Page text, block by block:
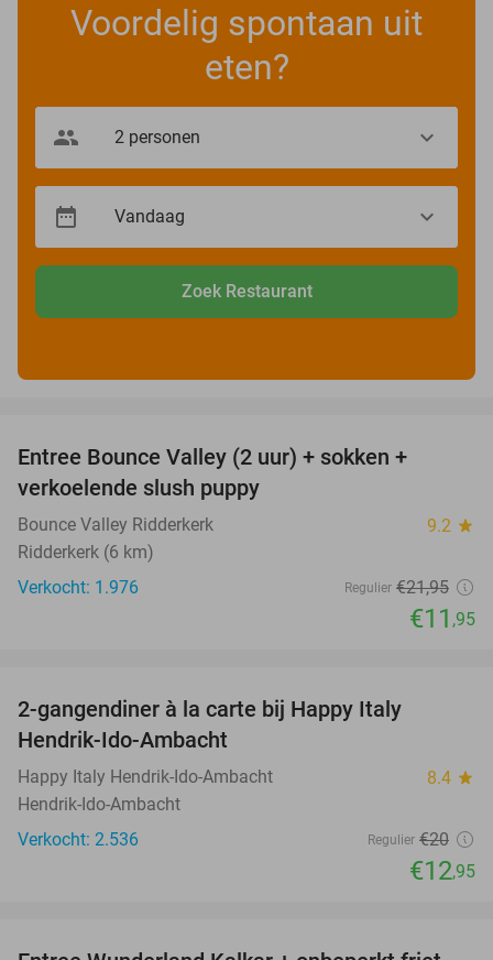
Voordelig spontaan uit
eten?
Zoek Restaurant
Entree Bounce Valley (2 uur) + sokken +
verkoelende slush puppy
Bounce Valley Ridderkerk 9.2 star
Ridderkerk (6 km)
Verkocht: 1.976
Regulier €21,95
€11 ,95
2-gangendiner à la carte bij Happy Italy
Hendrik-Ido-Ambacht
Happy Italy Hendrik-Ido-Ambacht 8.4 star
Hendrik-Ido-Ambacht
Verkocht: 2.536
Regulier €20
€12,95